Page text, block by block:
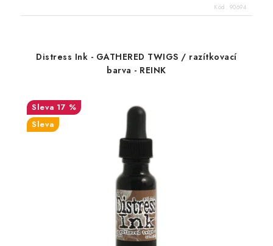
Kód: 90694
Distress Ink - GATHERED TWIGS / razítkovací
barva - REINK
17 %
Sleva